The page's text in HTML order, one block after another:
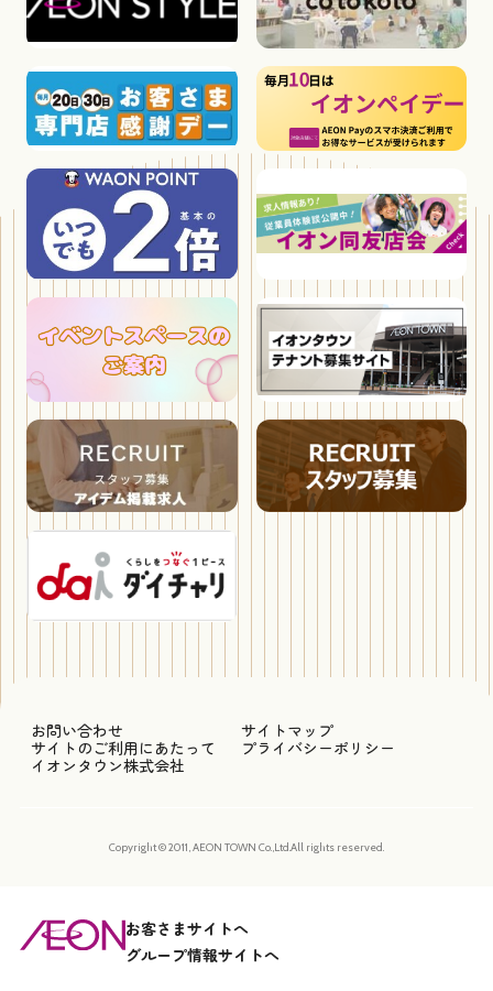
お問い合わせ
サイトマップ
サイトのご利用にあたって
プライバシーポリシー
イオンタウン株式会社
Copyright © 2011, AEON TOWN Co.,Ltd.All rights reserved.
お客さまサイトへ
グループ情報サイトへ